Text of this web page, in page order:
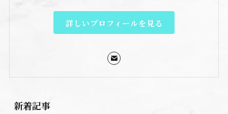
詳しいプロフィールを見る
新着記事